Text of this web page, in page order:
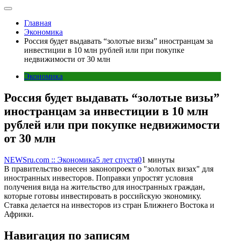
Главная
Экономика
Россия будет выдавать “золотые визы” иностранцам за
инвестиции в 10 млн рублей или при покупке
недвижимости от 30 млн
Экономика
Россия будет выдавать “золотые визы”
иностранцам за инвестиции в 10 млн
рублей или при покупке недвижимости
от 30 млн
NEWSru.com :: Экономика5 лет спустя01 минуты
В правительство внесен законопроект о "золотых визах" для
иностранных инвесторов. Поправки упростят условия
получения вида на жительство для иностранных граждан,
которые готовы инвестировать в российскую экономику.
Ставка делается на инвесторов из стран Ближнего Востока и
Африки.
Навигация по записям